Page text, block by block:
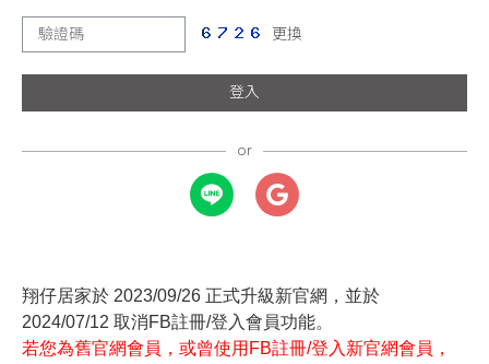
更換
登入
翔仔居家於 2023/09/26 正式升級新官網，並於
2024/07/12 取消FB註冊/登入會員功能。
若您為舊官網會員，或曾使用FB註冊/登入新官網會員，